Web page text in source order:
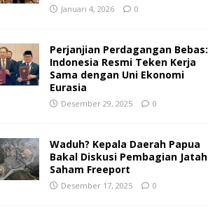
Januari 4, 2026 0
Perjanjian Perdagangan Bebas:
Indonesia Resmi Teken Kerja
Sama dengan Uni Ekonomi
Eurasia
Desember 29, 2025 0
Waduh? Kepala Daerah Papua
Bakal Diskusi Pembagian Jatah
Saham Freeport
Desember 17, 2025 0